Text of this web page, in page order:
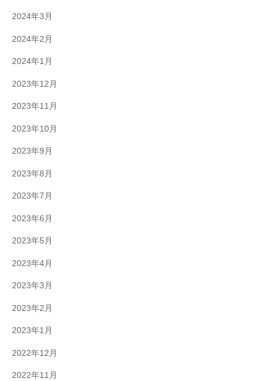
2024年3月
2024年2月
2024年1月
2023年12月
2023年11月
2023年10月
2023年9月
2023年8月
2023年7月
2023年6月
2023年5月
2023年4月
2023年3月
2023年2月
2023年1月
2022年12月
2022年11月